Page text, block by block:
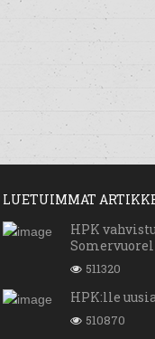
LUETUIMMAT
HPK
511320
HPK:lle
510870